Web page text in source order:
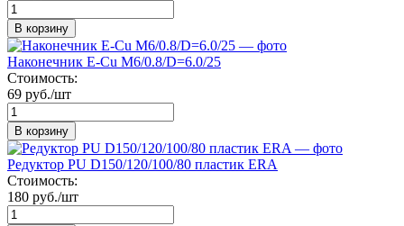
В корзину
Наконечник Е-Сu M6/0.8/D=6.0/25
Стоимость:
69 руб./шт
В корзину
Редуктор PU D150/120/100/80 пластик ERA
Стоимость:
180 руб./шт